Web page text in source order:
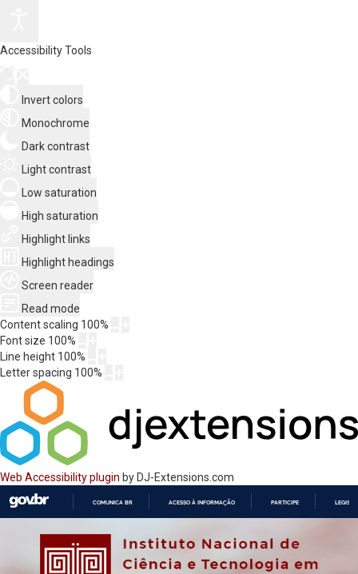
Accessibility Tools
Invert colors
Monochrome
Dark contrast
Light contrast
Low saturation
High saturation
Highlight links
Highlight headings
Screen reader
Read mode
Content scaling 100%
Font size 100%
Line height 100%
Letter spacing 100%
Web Accessibility plugin by DJ-Extensions.com
O
COMUNICA BR ACESSO À INFORMAÇÃO PARTICIPE